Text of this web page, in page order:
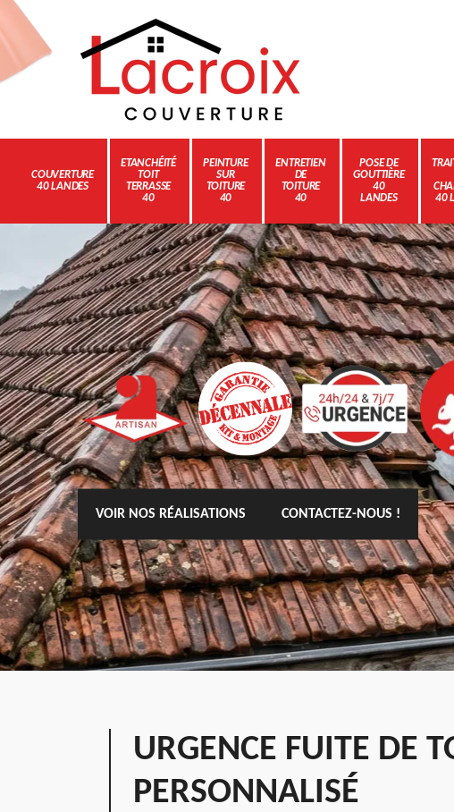
COUVERTURE
40 LANDES
ETANCHÉITÉ
TOIT
TERRASSE
40
PEINTURE
SUR
TOITURE
40
ENTRETIEN
DE
TOITURE
40
POSE DE
GOUTTIÈRE
40
LANDES
40
VOIR NOS RÉALISATIONS CONTACTEZ-NOUS !
URGENCE FUITE DE
PERSONNALISÉ